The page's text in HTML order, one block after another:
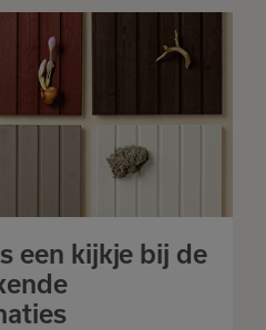
een kijkje bij de